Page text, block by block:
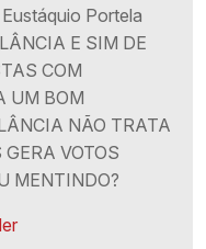
Portela
E SIM DE
COM
UM BOM
NÃO TRATA
VOTOS
MENTINDO?